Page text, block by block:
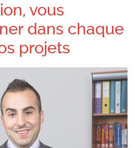
vous
dans chaque
projets